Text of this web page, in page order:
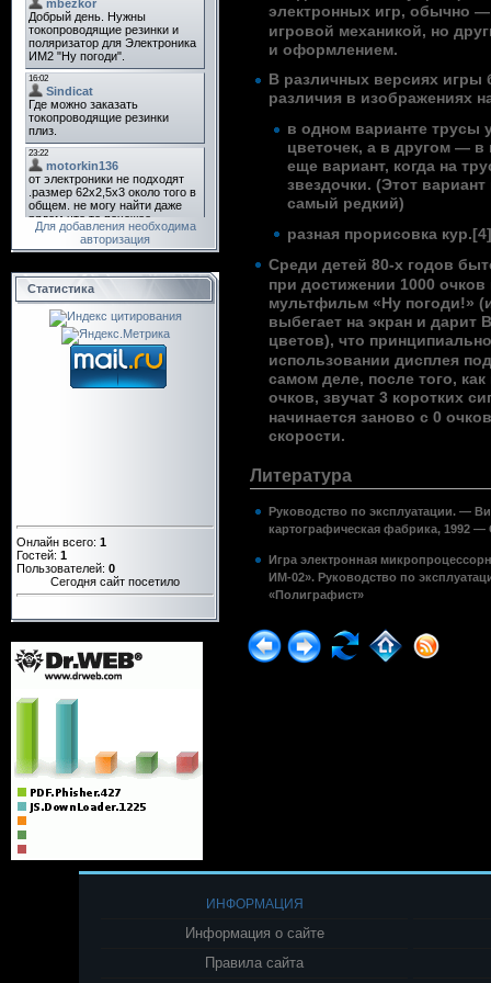
Для добавления необходима
авторизация
Статистика
Онлайн всего: 1
Гостей: 1
Пользователей: 0
Сегодня сайт посетило
электронных игр, обычно —
игровой механикой, но
и оформлением.
В различных версиях
различия в изображениях
в одном варианте трусы
цветочек, а в другом — в
еще вариант, когда на
звездочки. (Этот
самый редкий)
разная прорисовка кур.[4]
Среди детей 80-х годов
при достижении 1000 очков
мультфильм «Ну погоди!»
выбегает на экран и дарит
цветов), что
использовании дисплея
самом деле, после того,
очков, звучат 3 коротких
начинается заново с 0
скорости.
Литература
Руководство по эксплуатации. —
картографическая фабрика, 1992 —
Игра электронная
ИМ-02». Руководство по
«Полиграфист»
ИНФОРМАЦИЯ
Информация о сайте
Правила сайта